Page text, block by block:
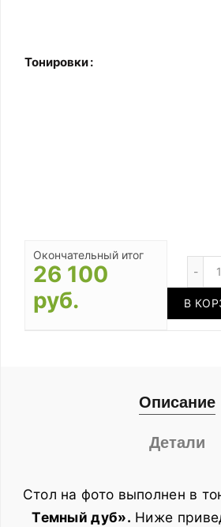
Тонировки
Окончательный итог
26 100
руб.
В
Описание
Детали
Стол на фото выполнен в
Темный дуб». Ниже